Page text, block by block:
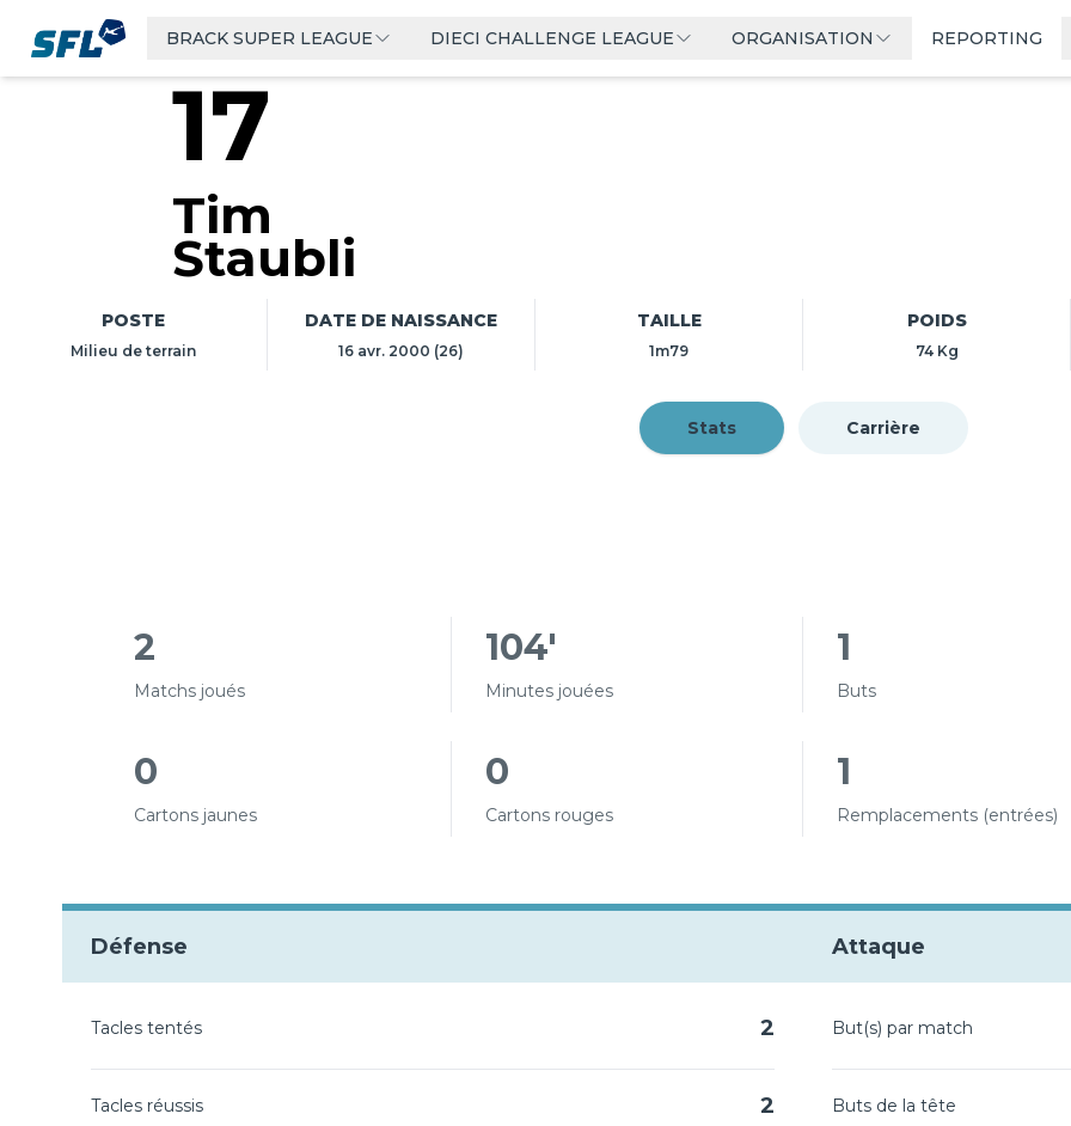
Swiss Football LeagueBRACK SUPER LEAGUE DIECI CHALLENGE LEAGUE ORGANISATION REPORTING
17
Tim
Staubli
POSTE
Milieu de terrain
DATE DE NAISSANCE
16 avr. 2000 (26)
TAILLE
1m79
POIDS
74 Kg
Stats Carrière
2
Matchs joués
104'
Minutes jouées
1
Buts
0
Cartons jaunes
0
Cartons rouges
1
Remplacements (entrées)
Défense
Tacles tentés 2
Tacles réussis 2
Attaque
But(s) par match
Buts de la tête